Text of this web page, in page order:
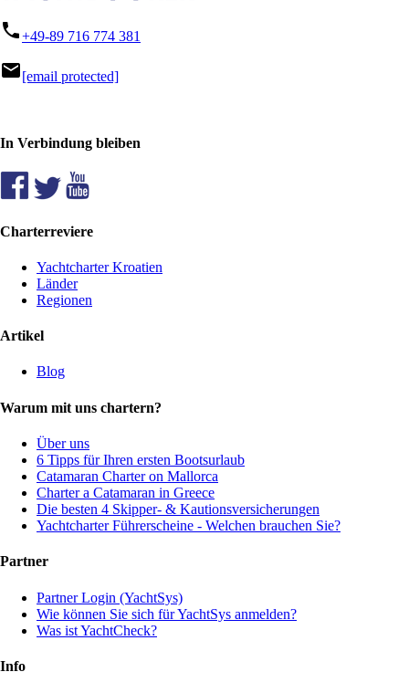
phone+49-89 716 774 381
mail[email protected]
In Verbindung bleiben
Charterreviere
Yachtcharter Kroatien
Länder
Regionen
Artikel
Blog
Warum mit uns chartern?
Über uns
6 Tipps für Ihren ersten Bootsurlaub
Catamaran Charter on Mallorca
Charter a Catamaran in Greece
Die besten 4 Skipper- & Kautionsversicherungen
Yachtcharter Führerscheine - Welchen brauchen Sie?
Partner
Partner Login (YachtSys)
Wie können Sie sich für YachtSys anmelden?
Was ist YachtCheck?
Info